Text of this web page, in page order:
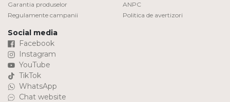
Garantia produselor
Regulamente campanii
ANPC
Politica de avertizori
Social media
Facebook
Instagram
YouTube
TikTok
WhatsApp
Chat website